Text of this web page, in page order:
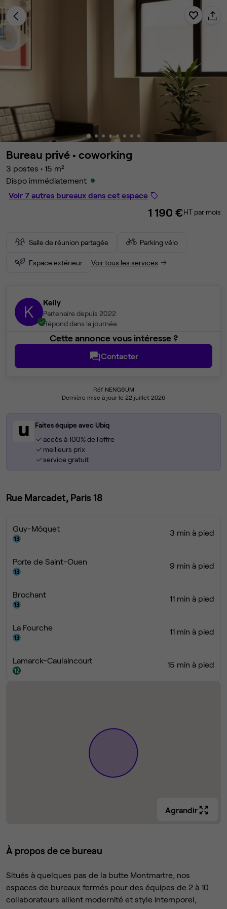
Bureau privé • coworking
3 postes • 15 m²
Dispo immédiatement
Voir 7 autres bureaux dans cet espace
1 190 €HT par mois
Salle de réunion partagée Parking vélo
Espace extérieur Voir tous les services
K Kelly
Partenaire depuis 2022
Répond dans la journée
Cette annonce vous intéresse ?
Contacter
Réf NENG6UM
Dernière mise à jour le 22 juillet 2026
Faites équipe avec Ubiq
accès à 100% de l'offre
meilleurs prix
service gratuit
Rue Marcadet, Paris 18
Guy-Môquet 3 min à pied
Porte de Saint-Ouen 9 min à pied
Brochant 11 min à pied
La Fourche 11 min à pied
Lamarck-Caulaincourt 15 min à pied
Agrandir
À propos de ce bureau
Situés à quelques pas de la butte Montmartre, nos
espaces de bureaux fermés pour des équipes de 2 à 10
collaborateurs allient modernité et style intemporel,